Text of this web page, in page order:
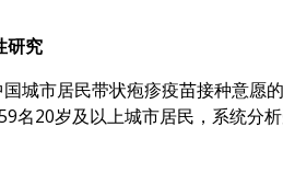
研究
城市居民带状疱疹疫苗接种意愿
20岁及以上城市居民，系统分